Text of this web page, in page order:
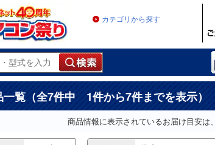
カテゴリから探す
一覧（全7件中 1件から7件までを表示）
商品情報に表示されているお届け目安は、